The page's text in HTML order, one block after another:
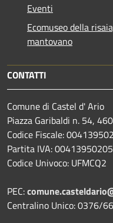
Eventi
Ecomuseo della
mantovano
CONTATTI
Comune di Castel d' Ario
Piazza Garibaldi n. 54,
Codice Fiscale:
Partita IVA: 00413950205
Codice Univoco: UFMCQ2
PEC:
Centralino Unico: 0376/